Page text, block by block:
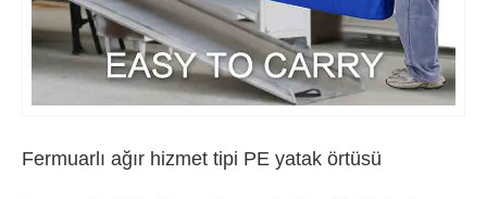
Fermuarlı ağır hizmet tipi PE yatak örtüsü